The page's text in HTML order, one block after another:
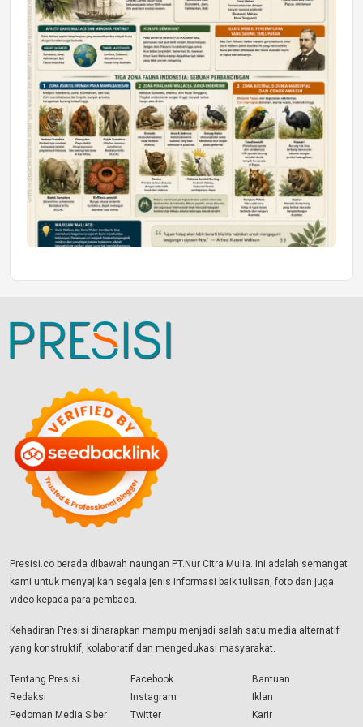
Presisi.co berada dibawah naungan PT.Nur Citra Mulia. Ini adalah semangat
kami untuk menyajikan segala jenis informasi baik tulisan, foto dan juga
video kepada para pembaca.
Kehadiran Presisi diharapkan mampu menjadi salah satu media alternatif
yang konstruktif, kolaboratif dan mengedukasi masyarakat.
Tentang Presisi
Redaksi
Pedoman Media Siber
Facebook
Instagram
Twitter
Bantuan
Iklan
Karir